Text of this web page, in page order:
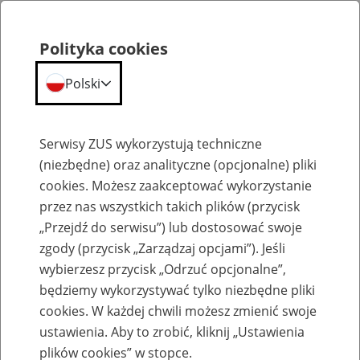
Emerytury
Baza zlikwidowanych lub
przekształconych zakładów pracy
Polityka cookies
Polski
Serwisy ZUS wykorzystują techniczne
(niezbędne) oraz analityczne (opcjonalne) pliki
cookies. Możesz zaakceptować wykorzystanie
przez nas wszystkich takich plików (przycisk
„Przejdź do serwisu”) lub dostosować swoje
zgody (przycisk „Zarządzaj opcjami”). Jeśli
wybierzesz przycisk „Odrzuć opcjonalne”,
będziemy wykorzystywać tylko niezbędne pliki
cookies. W każdej chwili możesz zmienić swoje
ustawienia. Aby to zrobić, kliknij „Ustawienia
plików cookies” w stopce.